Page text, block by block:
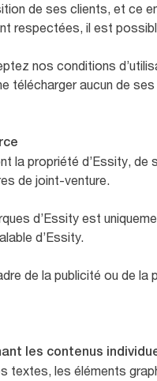
de ses clients, et ce
respectées, il est
nos conditions
télécharger aucun de
la propriété d’Essity,
de joint-venture.
d’Essity est
d’Essity.
de la publicité ou de
les contenus
textes, les éléments